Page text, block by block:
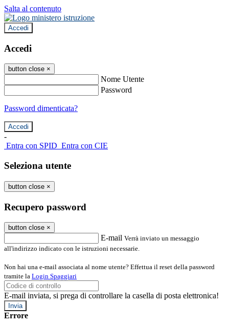
Salta al contenuto
Accedi
Accedi
button close ×
Nome Utente
Password
Password dimenticata?
-
Entra con SPID Entra con CIE
Seleziona utente
button close ×
Recupero password
button close ×
E-mail Verrà inviato un messaggio
all'indirizzo indicato con le istruzioni necessarie.
Non hai una e-mail associata al nome utente? Effettua il reset della password
tramite la Login Spaggiari
E-mail inviata, si prega di controllare la casella di posta elettronica!
Errore